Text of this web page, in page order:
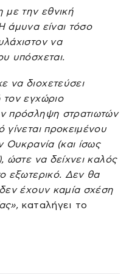
με την εθνική
άμυνα είναι τόσο
να
υπόσχεται.
να διοχετεύσει
τον εγχώριο
πρόσληψη στρατιωτών
προκειμένου
Ουκρανία (και ίσως
ώστε να δείχνει καλός
εξωτερικό. Δεν θα
έχουν καμία σχέση
καταλήγει το